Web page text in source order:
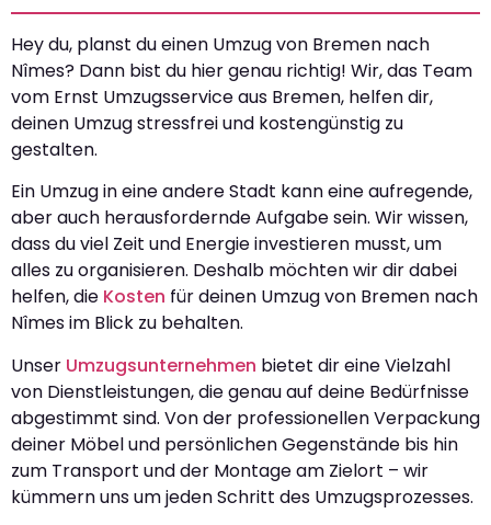
Hey du, planst du einen Umzug von Bremen nach
Nîmes? Dann bist du hier genau richtig! Wir, das Team
vom Ernst Umzugsservice aus Bremen, helfen dir,
deinen Umzug stressfrei und kostengünstig zu
gestalten.
Ein Umzug in eine andere Stadt kann eine aufregende,
aber auch herausfordernde Aufgabe sein. Wir wissen,
dass du viel Zeit und Energie investieren musst, um
alles zu organisieren. Deshalb möchten wir dir dabei
helfen, die Kosten für deinen Umzug von Bremen nach
Nîmes im Blick zu behalten.
Unser Umzugsunternehmen bietet dir eine Vielzahl
von Dienstleistungen, die genau auf deine Bedürfnisse
abgestimmt sind. Von der professionellen Verpackung
deiner Möbel und persönlichen Gegenstände bis hin
zum Transport und der Montage am Zielort – wir
kümmern uns um jeden Schritt des Umzugsprozesses.